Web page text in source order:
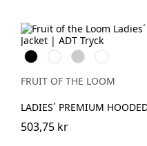
BlackWhiteHeather
Grey
Deep
Navy
FRUIT OF THE LOOM
LADIES´ PREMIUM
503,75 kr